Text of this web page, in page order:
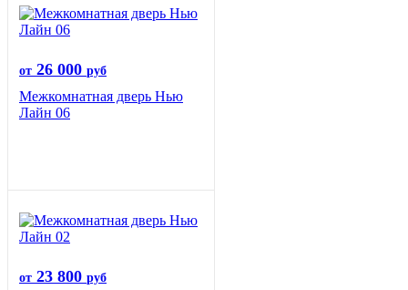
от 26 000 руб
Межкомнатная дверь Нью
Лайн 06
от 23 800 руб